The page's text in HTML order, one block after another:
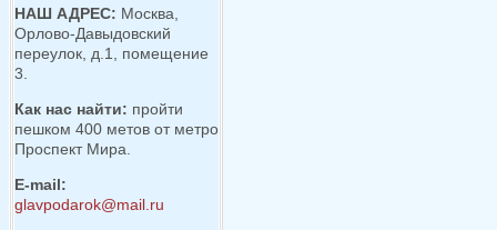
НАШ АДРЕС: Москва,
Орлово-Давыдовский
переулок, д.1, помещение
3.
Как нас найти: пройти
пешком 400 метов от метро
Проспект Мира.
E-mail:
glavpodarok@mail.ru